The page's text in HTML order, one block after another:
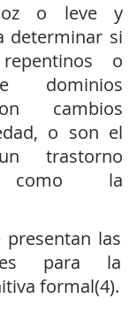
o leve y
determinar si
o
dominios
cambios
o son el
trastorno
como la
presentan las
para la
formal(4).